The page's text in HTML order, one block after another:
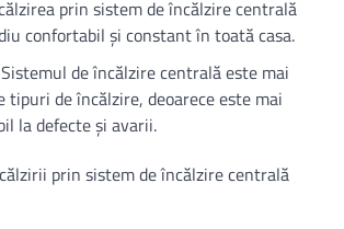
prin sistem de încălzire centrală
confortabil și constant în toată casa.
de încălzire centrală este mai
tipuri de încălzire, deoarece este mai
la defecte și avarii.
prin sistem de încălzire centrală